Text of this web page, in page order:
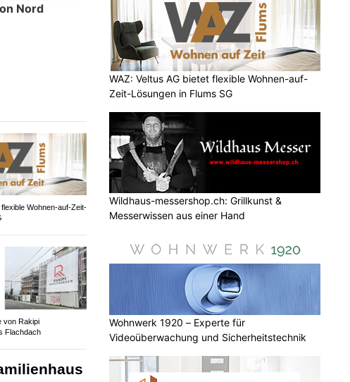
Nord
Wohnen-auf-Zeit-
von Rakipi
Flachdach
WAZ: Veltus AG bietet flexible Wohnen-auf-
Zeit-Lösungen in Flums SG
Wildhaus-messershop.ch: Grillkunst &
Messerwissen aus einer Hand
Wohnwerk 1920 – Experte für
Videoüberwachung und Sicherheitstechnik